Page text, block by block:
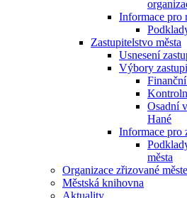
Informace pro
Zastupitelstvo města
Usnesení
Výbory
Osadní
Hané
Informace pro
města
Organizace zřizované
Městská knihovna
Aktuality